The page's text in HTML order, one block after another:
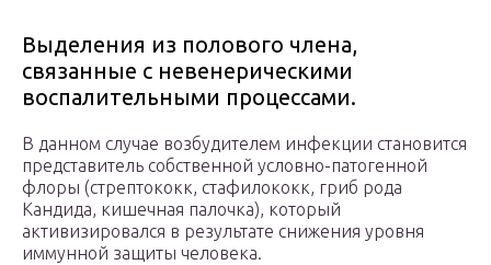
Выделения из полового члена,
связанные с невенерическими
воспалительными процессами.
В данном случае возбудителем инфекции становится
представитель собственной условно-патогенной
флоры (стрептококк, стафилококк, гриб рода
Кандида, кишечная палочка), который
активизировался в результате снижения уровня
иммунной защиты человека.